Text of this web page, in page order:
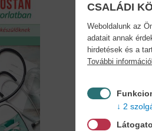
CSALÁDI
Weboldalunk az
adatait annak
hirdetések és a
További
2